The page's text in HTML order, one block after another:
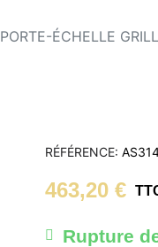
PORTE-ÉCHELLE
RÉFÉRENCE
463,20 €
Rupture